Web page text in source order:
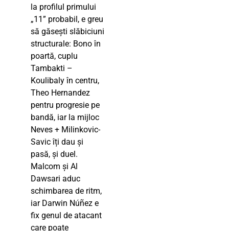
la profilul primului
„11” probabil, e greu
să găsești slăbiciuni
structurale: Bono în
poartă, cuplu
Tambakti –
Koulibaly în centru,
Theo Hernandez
pentru progresie pe
bandă, iar la mijloc
Neves + Milinkovic-
Savic îți dau și
pasă, și duel.
Malcom și Al
Dawsari aduc
schimbarea de ritm,
iar Darwin Núñez e
fix genul de atacant
care poate